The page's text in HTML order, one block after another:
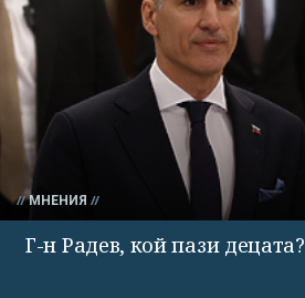
МНЕНИЯ
Г-н Радев, кой пази децата?